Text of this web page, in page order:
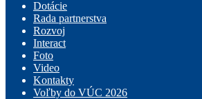
Dotácie
Rada partnerstva
Rozvoj
Interact
Foto
Video
Kontakty
Voľby do VÚC 2026